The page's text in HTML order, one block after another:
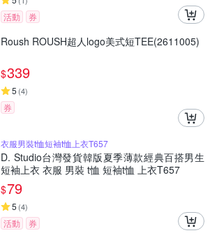
活動 券
Roush ROUSH超人logo美式短TEE(2611005)
$339
5 (4)
券
衣服男裝t恤短袖t恤上衣T657
D. Studio台灣發貨韓版夏季薄款經典百搭男生
短袖上衣 衣服 男裝 t恤 短袖t恤 上衣T657
$79
5 (4)
活動
券